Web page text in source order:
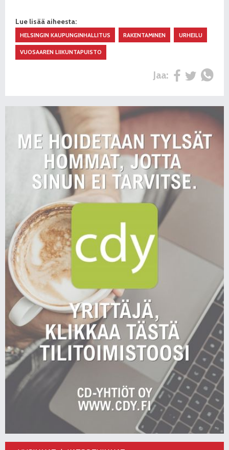
Lue lisää aiheesta:
HELSINGIN KAUPUNGINHALLITUS RAKENTAMINEN URHEILU
VUOSAAREN LIIKUNTAPUISTO
Jaa: